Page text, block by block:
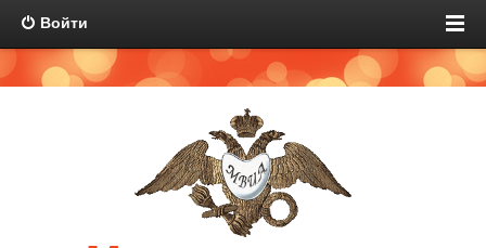
Войти